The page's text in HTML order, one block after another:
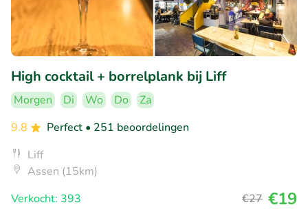
High cocktail + borrelplank bij Liff
Morgen Di Wo Do
Za
9.8
Perfect • 251 beoordelingen
Liff
Assen (15km)
Verkocht: 393
€27 €19